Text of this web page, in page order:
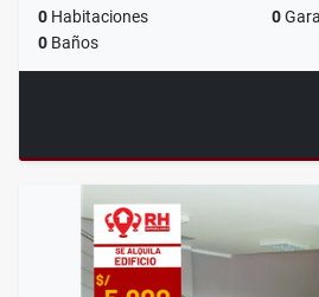
0 Habitaciones 0
0 Baños